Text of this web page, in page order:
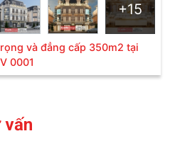
+15
và đẳng cấp 350m2 tại
0001
vấn